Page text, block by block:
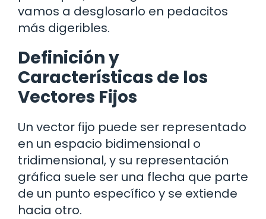
vamos a desglosarlo en pedacitos
más digeribles.
Definición y
Características de los
Vectores Fijos
Un vector fijo puede ser representado
en un espacio bidimensional o
tridimensional, y su representación
gráfica suele ser una flecha que parte
de un punto específico y se extiende
hacia otro.